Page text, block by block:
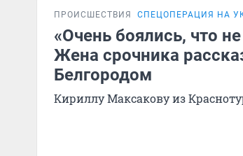
ПРОИСШЕСТВИЯ СПЕЦОПЕРАЦИЯ НА
«Очень боялись, что
Жена срочника
Белгородом
Кириллу Максакову из